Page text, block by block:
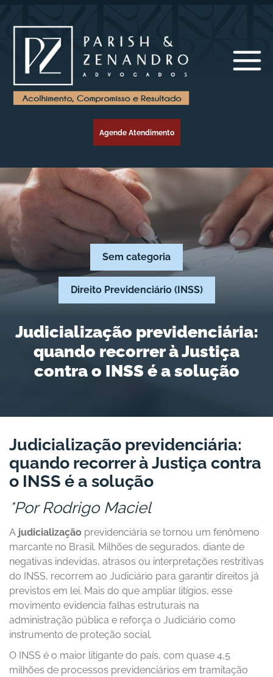
Agende Atendimento
Sem categoria
Direito Previdenciário (INSS)
Judicialização previdenciária:
quando recorrer à Justiça
contra o INSS é a solução
Judicialização previdenciária:
quando recorrer à Justiça contra
o INSS é a solução
*Por Rodrigo Maciel
A judicialização previdenciária se tornou um fenômeno
marcante no Brasil. Milhões de segurados, diante de
negativas indevidas, atrasos ou interpretações restritivas
do INSS, recorrem ao Judiciário para garantir direitos já
previstos em lei. Mais do que ampliar litígios, esse
movimento evidencia falhas estruturais na
administração pública e reforça o Judiciário como
instrumento de proteção social.
O INSS é o maior litigante do país, com quase 4,5
milhões de processos previdenciários em tramitação